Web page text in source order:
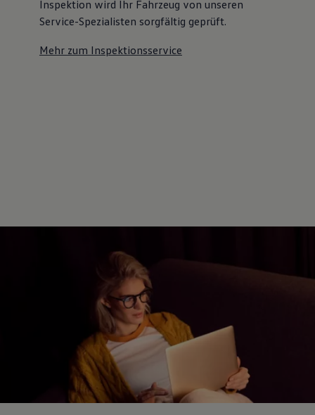
Inspektion wird Ihr Fahrzeug von unseren
Service-Spezialisten sorgfältig geprüft.
Mehr zum Inspektionsservice